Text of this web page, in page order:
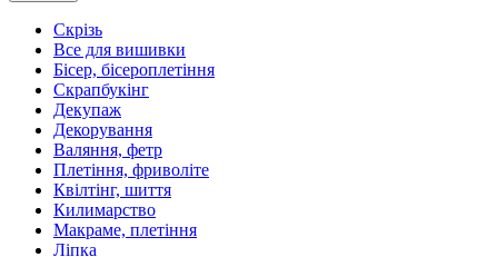
Скрізь
Все для вишивки
Бісер, бісероплетіння
Скрапбукінг
Декупаж
Декорування
Валяння, фетр
Плетіння, фриволіте
Квілтінг, шиття
Килимарство
Макраме, плетіння
Ліпка